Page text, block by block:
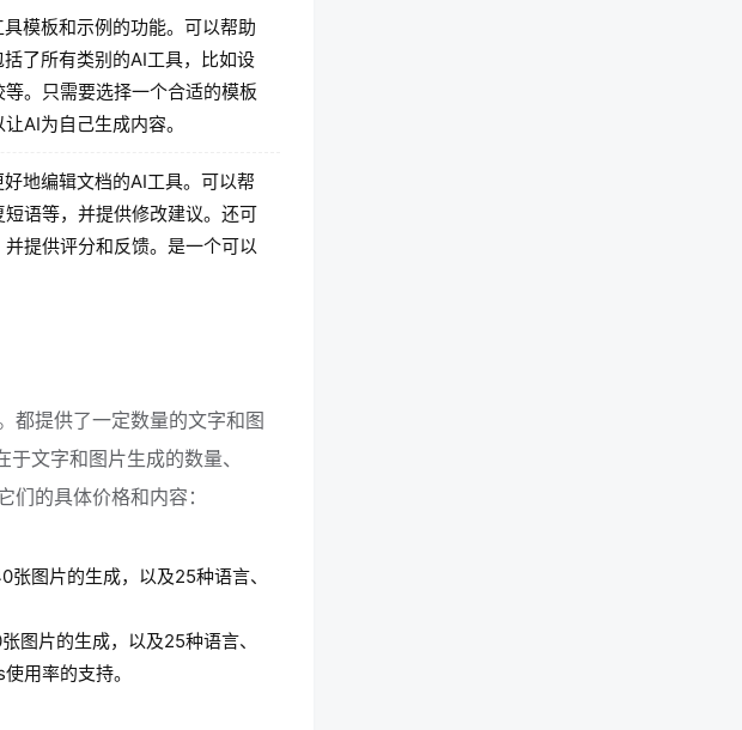
模板和示例的功能。可以帮助
了所有类别的AI工具，比如设
。只需要选择一个合适的模板
AI为自己生成内容。
地编辑文档的AI工具。可以帮
语等，并提供修改建议。还可
提供评分和反馈。是一个可以
都提供了一定数量的文字和图
文字和图片生成的数量、
的具体价格和内容：
图片的生成，以及25种语言、
图片的生成，以及25种语言、
用率的支持。